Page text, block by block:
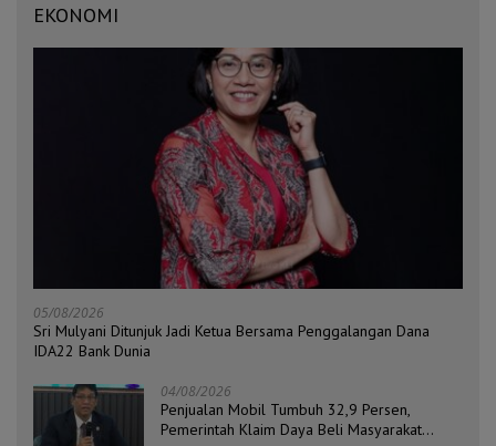
EKONOMI
05/08/2026
Sri Mulyani Ditunjuk Jadi Ketua Bersama Penggalangan Dana
IDA22 Bank Dunia
04/08/2026
Penjualan Mobil Tumbuh 32,9 Persen,
Pemerintah Klaim Daya Beli Masyarakat